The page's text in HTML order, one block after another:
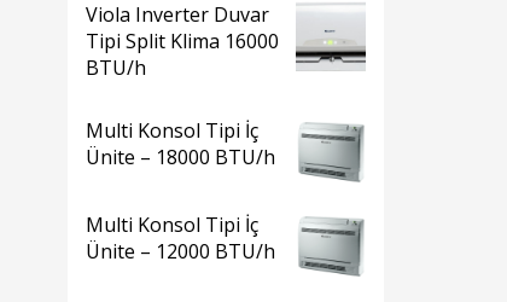
Viola Inverter Duvar
Tipi Split Klima 16000
BTU/h
Multi Konsol Tipi İç
Ünite – 18000 BTU/h
Multi Konsol Tipi İç
Ünite – 12000 BTU/h